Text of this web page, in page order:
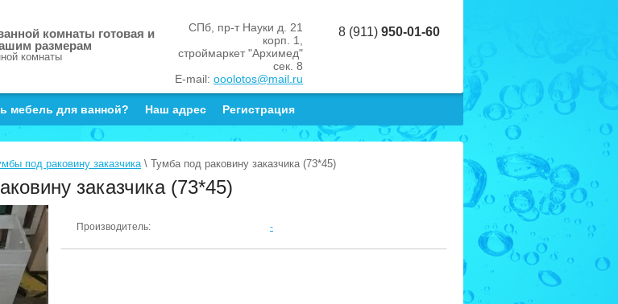
комнаты готовая и
размерам
комнаты
СПб, пр-т Науки д. 21
корп. 1,
строймаркет "Архимед"
сек. 8
E-mail: ooolotos@mail.ru
8 (911) 950-01-60
мебель для ванной? Наш адрес Регистрация
под раковину заказчика\ Тумба под раковину заказчика (73*45)
заказчика (73*45)
Производитель: -